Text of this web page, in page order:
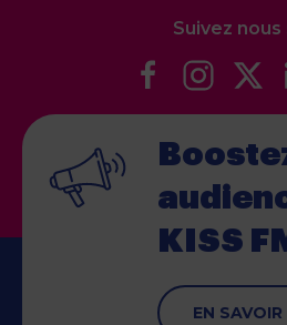
Suivez nous
KISS
EN